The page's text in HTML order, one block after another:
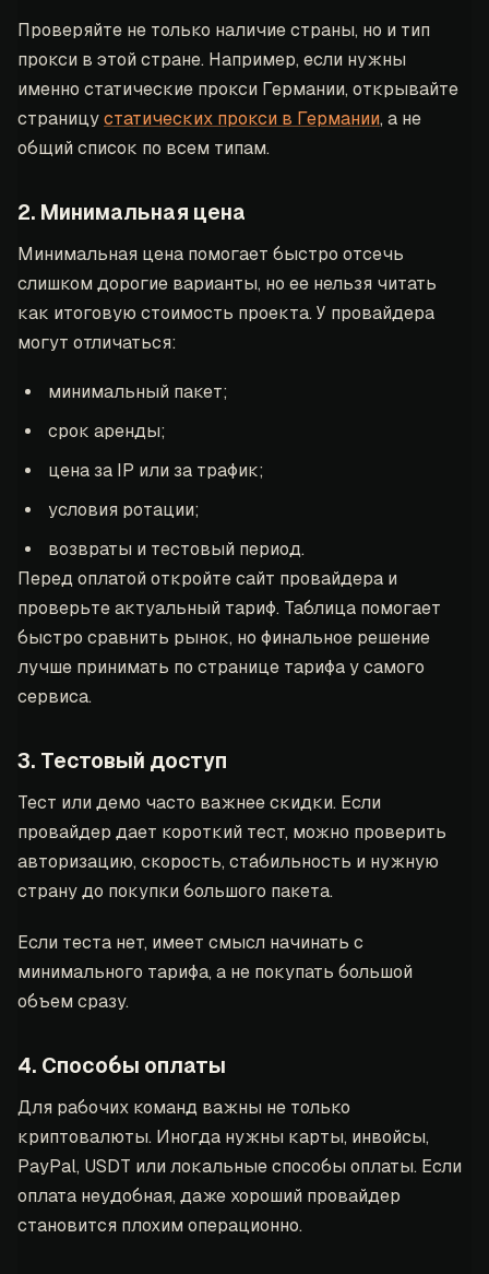
Проверяйте не только наличие страны, но и тип
прокси в этой стране. Например, если нужны
именно статические прокси Германии, открывайте
страницу статических прокси в Германии, а не
общий список по всем типам.
2. Минимальная цена
Минимальная цена помогает быстро отсечь
слишком дорогие варианты, но ее нельзя читать
как итоговую стоимость проекта. У провайдера
могут отличаться:
минимальный пакет;
срок аренды;
цена за IP или за трафик;
условия ротации;
возвраты и тестовый период.
Перед оплатой откройте сайт провайдера и
проверьте актуальный тариф. Таблица помогает
быстро сравнить рынок, но финальное решение
лучше принимать по странице тарифа у самого
сервиса.
3. Тестовый доступ
Тест или демо часто важнее скидки. Если
провайдер дает короткий тест, можно проверить
авторизацию, скорость, стабильность и нужную
страну до покупки большого пакета.
Если теста нет, имеет смысл начинать с
минимального тарифа, а не покупать большой
объем сразу.
4. Способы оплаты
Для рабочих команд важны не только
криптовалюты. Иногда нужны карты, инвойсы,
PayPal, USDT или локальные способы оплаты. Если
оплата неудобная, даже хороший провайдер
становится плохим операционно.